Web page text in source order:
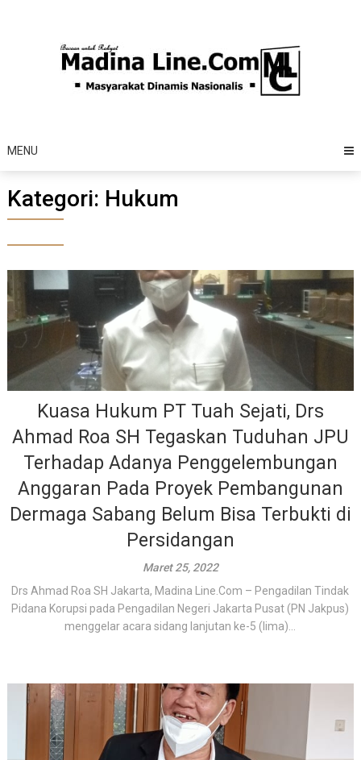
MENU
Kategori: Hukum
Kuasa Hukum PT Tuah Sejati, Drs
Ahmad Roa SH Tegaskan Tuduhan JPU
Terhadap Adanya Penggelembungan
Anggaran Pada Proyek Pembangunan
Dermaga Sabang Belum Bisa Terbukti di
Persidangan
Maret 25, 2022
Drs Ahmad Roa SH Jakarta, Madina Line.Com – Pengadilan Tindak
Pidana Korupsi pada Pengadilan Negeri Jakarta Pusat (PN Jakpus)
menggelar acara sidang lanjutan ke-5 (lima)...